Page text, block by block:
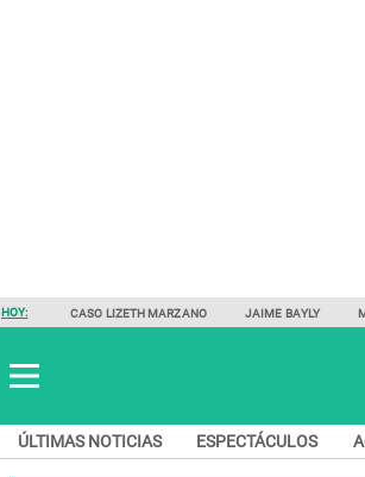
HOY: CASO LIZETH MARZANO JAIME BAYLY
ÚLTIMAS NOTICIAS ESPECTÁCULOS